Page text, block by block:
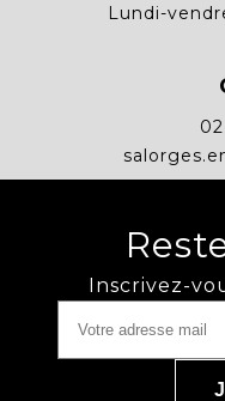
Lundi-
Inscrivez-